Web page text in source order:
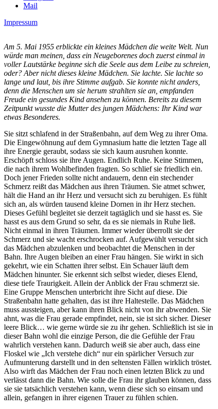
Mail
Impressum
Am 5. Mai 1955 erblickte ein kleines Mädchen die weite Welt. Nun
würde man meinen, dass ein Neugeborenes doch zuerst einmal in
voller Lautstärke beginne sich die Seele aus dem Leibe zu schreien,
oder? Aber nicht dieses kleine Mädchen. Sie lachte. Sie lachte so
lange und laut, bis ihre Stimme aufgab. Sie konnte nicht anders,
denn die Menschen um sie herum strahlten sie an, empfanden
Freude ein gesundes Kind ansehen zu können. Bereits zu diesem
Zeitpunkt wusste die Mutter des jungen Mädchens: Ihr Kind war
etwas Besonderes.
Sie sitzt schlafend in der Straßenbahn, auf dem Weg zu ihrer Oma.
Die Eingewöhnung auf dem Gymnasium hatte die letzten Tage all
ihre Energie geraubt, sodass sie sich kaum ausruhen konnte.
Erschöpft schloss sie ihre Augen. Endlich Ruhe. Keine Stimmen,
die nach ihrem Wohlbefinden fragten. So schlief sie friedlich ein.
Doch jener Frieden sollte nicht andauern, denn ein stechender
Schmerz reißt das Mädchen aus ihren Träumen. Sie atmet schwer,
hält die Hand an ihr Herz und versucht sich zu beruhigen. Es fühlt
sich an, als würden tausend kleine Dornen in ihr Herz stechen.
Dieses Gefühl begleitet sie derzeit tagtäglich und sie hasst es. Sie
hasst es aus dem Grund so sehr, da es sie niemals in Ruhe ließ.
Nicht einmal in ihren Träumen. Immer wieder überrollt sie der
Schmerz und sie wacht erschrocken auf. Aufgewühlt versucht sich
das Mädchen abzulenken und beobachtet die Menschen in der
Bahn. Ihre Augen bleiben an einer Frau hängen. Sie wirkt in sich
gekehrt, wie ein Schatten ihrer selbst. Ein Schauer läuft dem
Mädchen hinunter. Sie erkennt sich selbst wieder, dieses Elend,
diese tiefe Traurigkeit. Allein der Anblick der Frau schmerzt sie.
Eine Gruppe Menschen unterbricht ihre Sicht auf diese. Die
Straßenbahn hatte gehalten, das ist ihre Haltestelle. Das Mädchen
muss aussteigen, aber kann ihren Blick nicht von ihr abwenden. Sie
ahnt, was die Frau gerade empfindet, nein, sie ist sich sicher. Dieser
leere Blick… wie gerne würde sie zu ihr gehen. Schließlich ist sie in
dieser Bahn wohl die einzige Person, die die Gefühle der Frau
wahrlich verstehen kann. Dadurch weiß sie aber auch, dass eine
Floskel wie „Ich verstehe dich“ nur ein spärlicher Versuch zur
Aufmunterung darstellt und in den seltensten Fällen wirklich tröstet.
Also wirft das Mädchen der Frau noch einen letzten Blick zu und
verlässt dann die Bahn. Wie solle die Frau ihr glauben können, dass
sie sie tatsächlich verstehen kann, wenn diese sich so einsam und
allein, gefangen in ihrer eigenen Trauer zu fühlen schien.